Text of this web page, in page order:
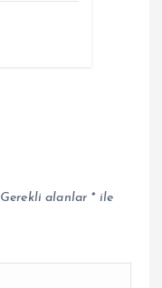
Gerekli alanlar *ile